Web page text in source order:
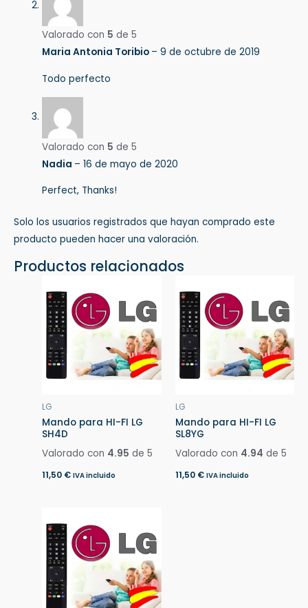
Valorado con 5 de 5
Maria Antonia Toribio – 9 de octubre de 2019
Todo perfecto
Valorado con 5 de 5
Nadia – 16 de mayo de 2020
Perfect, Thanks!
Solo los usuarios registrados que hayan comprado este
producto pueden hacer una valoración.
Productos relacionados
LG
Mando para HI-FI LG
SH4D
Valorado con 4.95 de 5
11,50 € IVA incluido
LG
Mando para HI-FI LG
SL8YG
Valorado con 4.94 de 5
11,50 € IVA incluido